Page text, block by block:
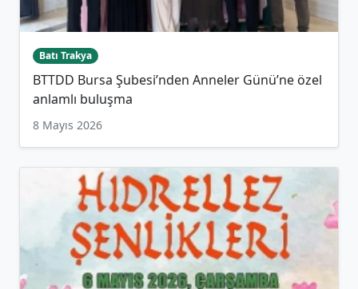
Batı Trakya
BTTDD Bursa Şubesi’nden Anneler Günü’ne özel
anlamlı buluşma
8 Mayıs 2026